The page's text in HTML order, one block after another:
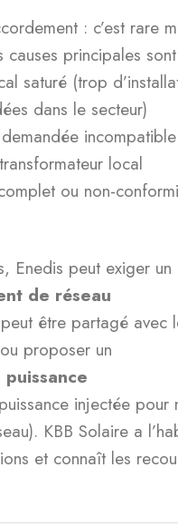
: c’est rare
causes principales
saturé (trop
dans le secteur)
local
ou non-
Enedis peut exiger un
de réseau
être partagé avec
proposer un
injectée pour
KBB Solaire a
et connaît les